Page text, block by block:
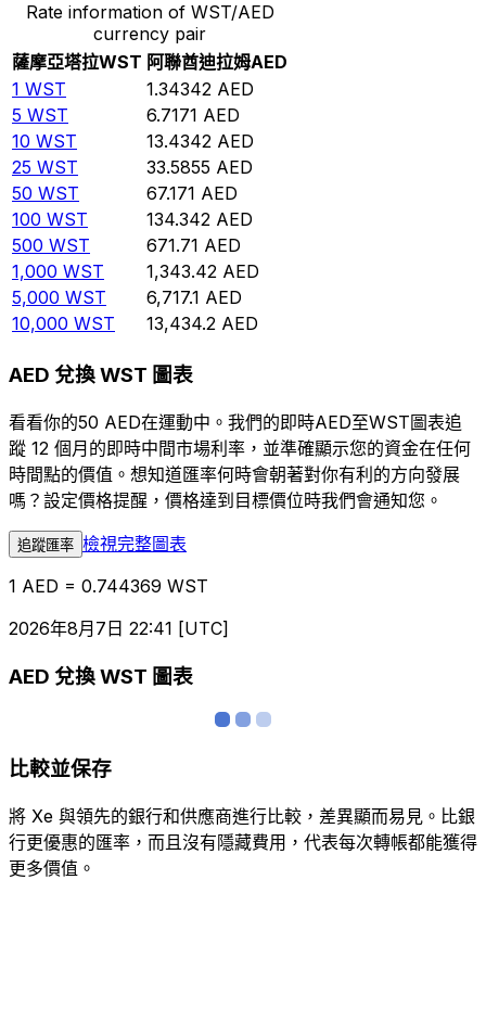
Rate information of WST/AED
currency pair
薩摩亞塔拉WST 阿聯酋迪拉姆AED
1 WST 1.34342 AED
5 WST 6.7171 AED
10 WST 13.4342 AED
25 WST 33.5855 AED
50 WST 67.171 AED
100 WST 134.342 AED
500 WST 671.71 AED
1,000 WST 1,343.42 AED
5,000 WST 6,717.1 AED
10,000 WST 13,434.2 AED
AED 兌換 WST 圖表
看看你的50 AED在運動中。我們的即時AED至WST圖表追
蹤 12 個月的即時中間市場利率，並準確顯示您的資金在任何
時間點的價值。想知道匯率何時會朝著對你有利的方向發展
嗎？設定價格提醒，價格達到目標價位時我們會通知您。
追蹤匯率 檢視完整圖表
1 AED = 0.744369 WST
2026年8月7日 22:41 [UTC]
AED 兌換 WST 圖表
比較並保存
將 Xe 與領先的銀行和供應商進行比較，差異顯而易見。比銀
行更優惠的匯率，而且沒有隱藏費用，代表每次轉帳都能獲得
更多價值。